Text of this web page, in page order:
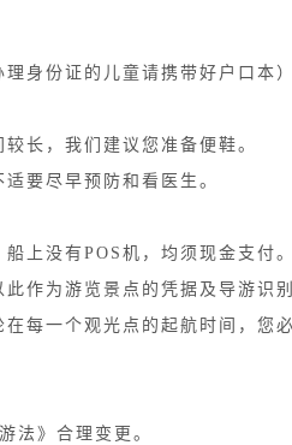
身份证的儿童请携带好户口本
长，我们建议您准备便鞋。
要尽早预防和看医生。
上没有POS机，均须现金支付。
作为游览景点的凭据及导游识
每一个观光点的起航时间，您
法》合理变更。